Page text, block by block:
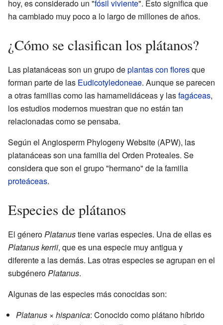
hoy, es considerado un "fósil viviente". Esto significa que
ha cambiado muy poco a lo largo de millones de años.
¿Cómo se clasifican los plátanos?
Las platanáceas son un grupo deplantas con floresque
forman parte de las Eudicotyledoneae. Aunque se parecen
a otras familias como las hamamelidáceas y lasfagáceas,
los estudios modernos muestran que no están tan
relacionadas como se pensaba.
Según el Angiosperm Phylogeny Website (APW), las
platanáceas son una familia del Orden Proteales. Se
considera que son el grupo "hermano" de la familia
proteáceas.
Especies de plátanos
El géneroPlatanustiene varias especies. Una de ellas es
Platanus kerrii, que es una especie muy antigua y
diferente a las demás. Las otras especies se agrupan en el
subgéneroPlatanus.
Algunas de las especies más conocidas son:
Platanus × hispanica: Conocido como plátano híbrido